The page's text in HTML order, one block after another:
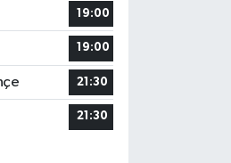
19:00
19:00
21:30
21:30